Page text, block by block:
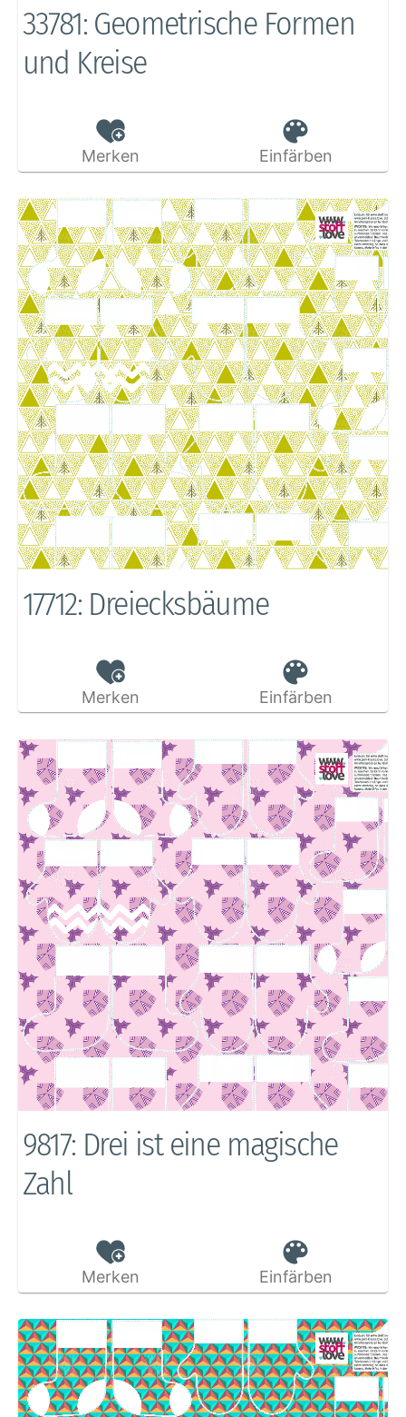
33781: Geometrische Formen
und Kreise
Merken Einfärben
17712: Dreiecksbäume
Merken Einfärben
9817: Drei ist eine magische
Zahl
Merken Einfärben